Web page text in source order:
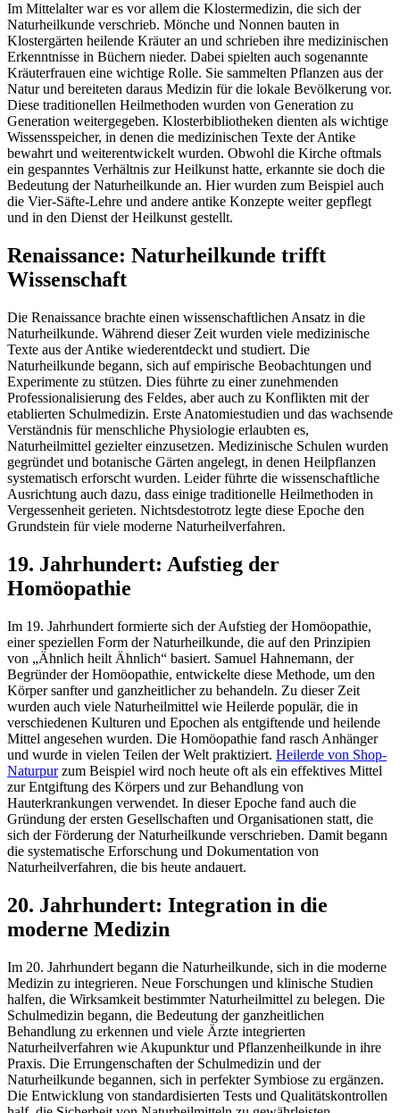
Im Mittelalter war es vor allem die Klostermedizin, die sich der
Naturheilkunde verschrieb. Mönche und Nonnen bauten in
Klostergärten heilende Kräuter an und schrieben ihre medizinischen
Erkenntnisse in Büchern nieder. Dabei spielten auch sogenannte
Kräuterfrauen eine wichtige Rolle. Sie sammelten Pflanzen aus der
Natur und bereiteten daraus Medizin für die lokale Bevölkerung vor.
Diese traditionellen Heilmethoden wurden von Generation zu
Generation weitergegeben. Klosterbibliotheken dienten als wichtige
Wissensspeicher, in denen die medizinischen Texte der Antike
bewahrt und weiterentwickelt wurden. Obwohl die Kirche oftmals
ein gespanntes Verhältnis zur Heilkunst hatte, erkannte sie doch die
Bedeutung der Naturheilkunde an. Hier wurden zum Beispiel auch
die Vier-Säfte-Lehre und andere antike Konzepte weiter gepflegt
und in den Dienst der Heilkunst gestellt.
Renaissance: Naturheilkunde trifft
Wissenschaft
Die Renaissance brachte einen wissenschaftlichen Ansatz in die
Naturheilkunde. Während dieser Zeit wurden viele medizinische
Texte aus der Antike wiederentdeckt und studiert. Die
Naturheilkunde begann, sich auf empirische Beobachtungen und
Experimente zu stützen. Dies führte zu einer zunehmenden
Professionalisierung des Feldes, aber auch zu Konflikten mit der
etablierten Schulmedizin. Erste Anatomiestudien und das wachsende
Verständnis für menschliche Physiologie erlaubten es,
Naturheilmittel gezielter einzusetzen. Medizinische Schulen wurden
gegründet und botanische Gärten angelegt, in denen Heilpflanzen
systematisch erforscht wurden. Leider führte die wissenschaftliche
Ausrichtung auch dazu, dass einige traditionelle Heilmethoden in
Vergessenheit gerieten. Nichtsdestotrotz legte diese Epoche den
Grundstein für viele moderne Naturheilverfahren.
19. Jahrhundert: Aufstieg der
Homöopathie
Im 19. Jahrhundert formierte sich der Aufstieg der Homöopathie,
einer speziellen Form der Naturheilkunde, die auf den Prinzipien
von „Ähnlich heilt Ähnlich“ basiert. Samuel Hahnemann, der
Begründer der Homöopathie, entwickelte diese Methode, um den
Körper sanfter und ganzheitlicher zu behandeln. Zu dieser Zeit
wurden auch viele Naturheilmittel wie Heilerde populär, die in
verschiedenen Kulturen und Epochen als entgiftende und heilende
Mittel angesehen wurden. Die Homöopathie fand rasch Anhänger
und wurde in vielen Teilen der Welt praktiziert. Heilerde von Shop-
Naturpurzum Beispiel wird noch heute oft als ein effektives Mittel
zur Entgiftung des Körpers und zur Behandlung von
Hauterkrankungen verwendet. In dieser Epoche fand auch die
Gründung der ersten Gesellschaften und Organisationen statt, die
sich der Förderung der Naturheilkunde verschrieben. Damit begann
die systematische Erforschung und Dokumentation von
Naturheilverfahren, die bis heute andauert.
20. Jahrhundert: Integration in die
moderne Medizin
Im 20. Jahrhundert begann die Naturheilkunde, sich in die moderne
Medizin zu integrieren. Neue Forschungen und klinische Studien
halfen, die Wirksamkeit bestimmter Naturheilmittel zu belegen. Die
Schulmedizin begann, die Bedeutung der ganzheitlichen
Behandlung zu erkennen und viele Ärzte integrierten
Naturheilverfahren wie Akupunktur und Pflanzenheilkunde in ihre
Praxis. Die Errungenschaften der Schulmedizin und der
Naturheilkunde begannen, sich in perfekter Symbiose zu ergänzen.
Die Entwicklung von standardisierten Tests und Qualitätskontrollen